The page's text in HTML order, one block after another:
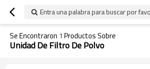
Entra una palabra para buscar por
Se Encontraron 1 Productos Sobre
Unidad De Filtro De Polvo